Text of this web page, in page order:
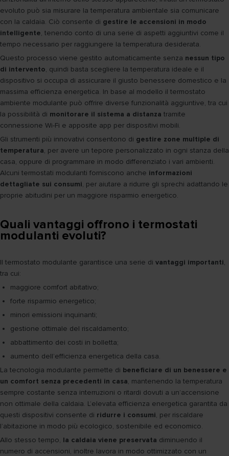
evoluto può sia misurare la temperatura ambientale sia comunicare
con la caldaia. Ciò consente di gestire le accensioni in modo
intelligente, tenendo conto di una serie di aspetti aggiuntivi come il
tempo necessario per raggiungere la temperatura desiderata.
Questo processo viene gestito automaticamente senza nessun tipo
di intervento, quindi basta scegliere la temperatura ideale e il
dispositivo si occupa di assicurare il giusto benessere domestico e la
massima efficienza energetica. In base al modello il termostato
ambiente modulante può offrire diverse funzionalità aggiuntive, tra cui
la possibilità di monitorare il sistema a distanza tramite
connessione Wi-Fi e apposite app per dispositivi mobili.
Gli strumenti più innovativi consentono di gestire zone multiple di
temperatura, per avere un tepore personalizzato in ogni stanza della
casa, oppure di programmare in modo differenziato i vari ambienti.
Alcuni termostati modulanti forniscono anche informazioni
dettagliate sui consumi, per aiutare a ridurre gli sprechi adattando le
proprie abitudini per un maggiore risparmio energetico.
Quali vantaggi offrono i termostati
modulanti evoluti?
Il termostato modulante garantisce una serie di vantaggi importanti,
tra cui:
maggiore comfort abitativo;
forte risparmio energetico;
minori emissioni inquinanti;
gestione ottimale del riscaldamento;
abbattimento dei costi in bolletta;
aumento dell’efficienza energetica della casa.
La tecnologia modulante permette di beneficiare di un benessere e
un comfort senza precedenti in casa, mantenendo la temperatura
sempre costante senza interruzioni o ritardi dovuti a un’accensione
non ottimale della caldaia. L’elevata efficienza energetica garantita da
questi dispositivi consente di ridurre i consumi, per riscaldare
l’abitazione in modo più ecologico, sostenibile ed economico.
Allo stesso tempo, la caldaia viene preservata diminuendo il
numero di accensioni, inoltre lavora in modo ottimizzato con un